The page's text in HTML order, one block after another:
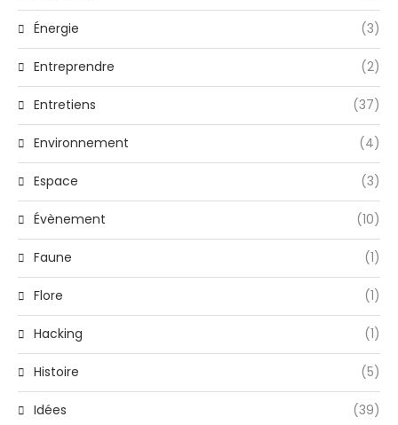
Énergie (3)
Entreprendre (2)
Entretiens (37)
Environnement (4)
Espace (3)
Évènement (10)
Faune (1)
Flore (1)
Hacking (1)
Histoire (5)
Idées (39)